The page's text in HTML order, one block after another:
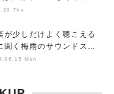
ソングライター浮
Thu
が少しだけよく聴こえる
聞く梅雨のサウンドス
Mon